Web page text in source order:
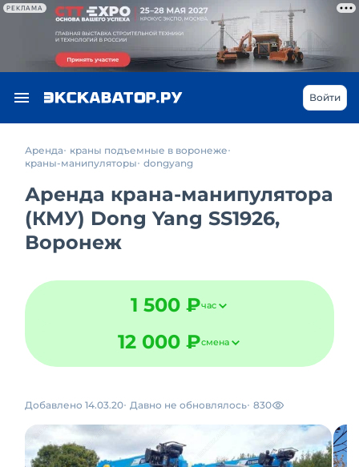
РЕКЛАМА
Войти
Аренда
краны подъемные в воронеже
краны-манипуляторы dongyang
Аренда крана-манипулятора
(КМУ) Dong Yang SS1926,
Воронеж
1 500 ₽час
12 000 ₽смена
Добавлено 14.03.20 Давно не обновлялось 830